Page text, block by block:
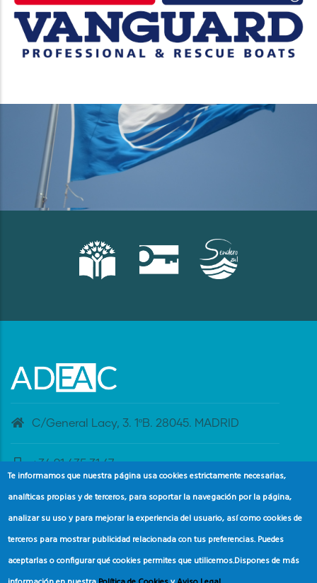
C/General Lacy, 3. 1ºB. 28045. MADRID
+34 91 435 31 47
banderaazul@adeac.es
Te informamos que nuestra página usa cookies estrictamente necesarias,
analíticas propias y de terceros, para soportar la navegación por la página,
analizar su uso y para mejorar la experiencia del usuario, así como cookies de
terceros para mostrar publicidad relacionada con tus preferencias. Puedes
aceptarlas o configurar qué cookies permites que utilicemos.Dispones de más